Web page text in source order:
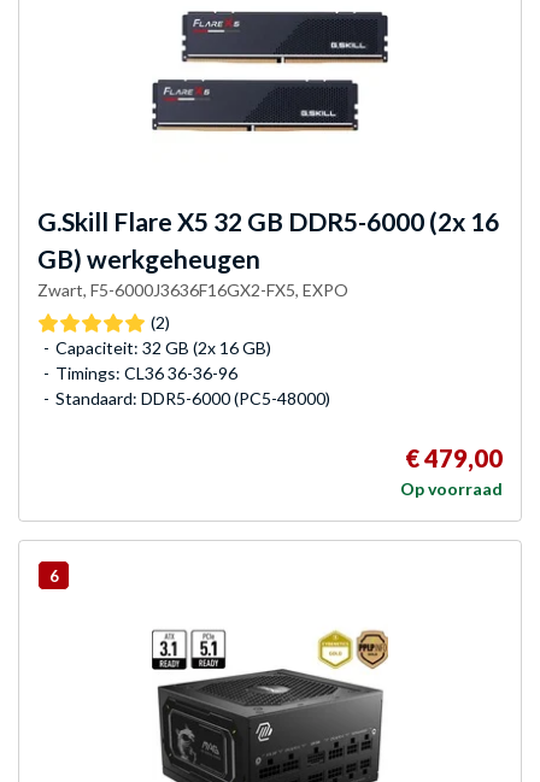
G.Skill Flare X5 32 GB DDR5-6000 (2x 16
GB) werkgeheugen
Zwart, F5-6000J3636F16GX2-FX5, EXPO
(2)
Capaciteit: 32 GB (2x 16 GB)
Timings: CL36 36-36-96
Standaard: DDR5-6000 (PC5-48000)
€ 479,00
Op voorraad
6